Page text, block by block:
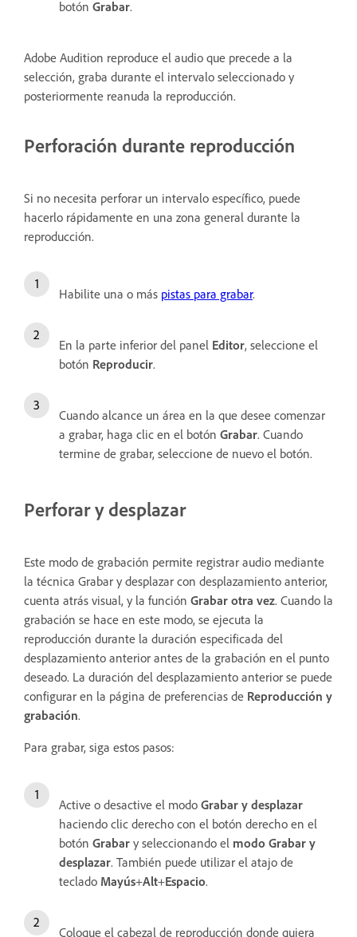
botón Grabar.
Adobe Audition reproduce el audio que precede a la
selección, graba durante el intervalo seleccionado y
posteriormente reanuda la reproducción.
Perforación durante reproducción
Si no necesita perforar un intervalo específico, puede
hacerlo rápidamente en una zona general durante la
reproducción.
Habilite una o más pistas para grabar.
En la parte inferior del panel Editor, seleccione el
botón Reproducir.
Cuando alcance un área en la que desee comenzar
a grabar, haga clic en el botón Grabar. Cuando
termine de grabar, seleccione de nuevo el botón.
Perforar y desplazar
Este modo de grabación permite registrar audio mediante
la técnica Grabar y desplazar con desplazamiento anterior,
cuenta atrás visual, y la función Grabar otra vez. Cuando la
grabación se hace en este modo, se ejecuta la
reproducción durante la duración especificada del
desplazamiento anterior antes de la grabación en el punto
deseado. La duración del desplazamiento anterior se puede
configurar en la página de preferencias de Reproducción y
grabación.
Para grabar, siga estos pasos:
Active o desactive el modo Grabar y desplazar
haciendo clic derecho con el botón derecho en el
botón Grabar y seleccionando el modo Grabar y
desplazar. También puede utilizar el atajo de
teclado Mayús+Alt+Espacio.
Coloque el cabezal de reproducción donde quiera